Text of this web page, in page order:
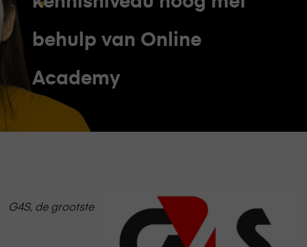
behulp van Online
Academy
G4S,de grootste